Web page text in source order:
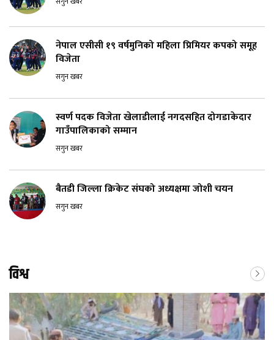
नेपाल एसीसी १९ वर्षमुनिको महिला प्रिमियर कपको समूह
विजेता
सगुन खबर
स्वर्ण पदक विजेता खेलाडीलाई नगदसहित दोगडाकेदार
गाउँपालिकाको सम्मान
सगुन खबर
बैतडी जिल्ला क्रिकेट संघको अध्यक्षमा जोशी चयन
सगुन खबर
विश्व